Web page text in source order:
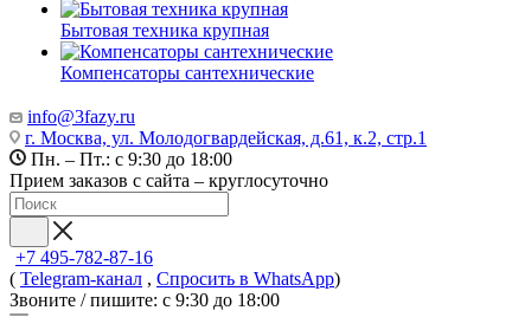
Бытовая техника крупная
Компенсаторы сантехнические
info@3fazy.ru
г. Москва, ул. Молодогвардейская, д.61, к.2, стр.1
Пн. – Пт.: с 9:30 до 18:00
Прием заказов с сайта – круглосуточно
+7 495-782-87-16
( Telegram-канал , Спросить в WhatsApp)
Звоните / пишите: с 9:30 до 18:00